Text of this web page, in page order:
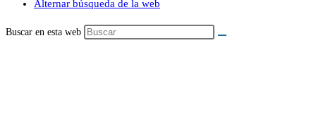
Alternar búsqueda de la web
Buscar en esta web